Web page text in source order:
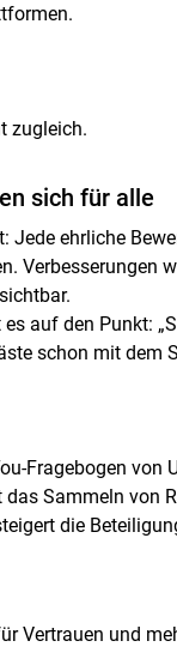
zugleich.
sich für alle
Jede ehrliche
Verbesserungen
auf den Punkt:
schon mit dem
Fragebogen
das Sammeln von
die
Vertrauen und